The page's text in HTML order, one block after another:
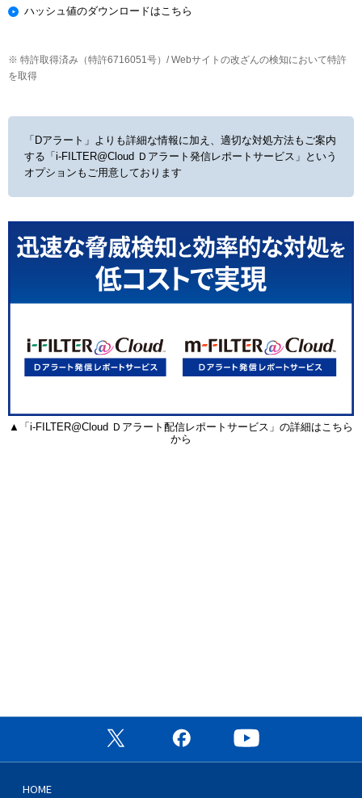
ハッシュ値のダウンロードはこちら
※ 特許取得済み（特許6716051号）/ Webサイトの改ざんの検知において特許
を取得
「Dアラート」よりも詳細な情報に加え、適切な対処方法もご案内
する 「i-FILTER@Cloud Ｄアラート発信レポートサービス」という
オプションもご用意しております
▲「i-FILTER@Cloud Ｄアラート配信レポートサービス」の詳細はこちら
から
公式X（旧Twitter）ページ
公式Facebookページ
HOME